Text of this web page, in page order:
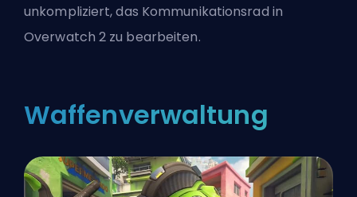
unkompliziert, das Kommunikationsrad in
Overwatch 2 zu bearbeiten.
Waffenverwaltung